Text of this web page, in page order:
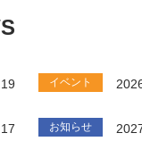
イベント
お知らせ